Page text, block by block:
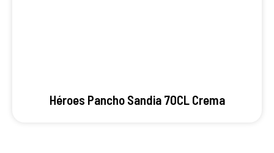
Héroes Pancho Sandia 70CL Crema